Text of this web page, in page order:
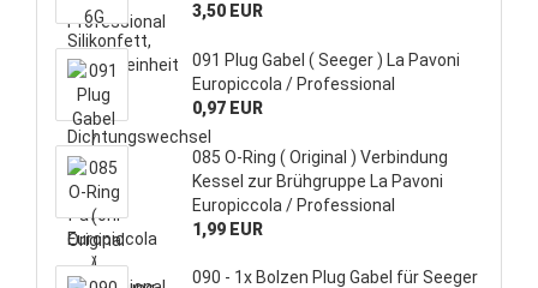
3,50 EUR
091 Plug Gabel ( Seeger ) La Pavoni
Europiccola / Professional
0,97 EUR
085 O-Ring ( Original ) Verbindung
Kessel zur Brühgruppe La Pavoni
Europiccola / Professional
1,99 EUR
090 - 1x Bolzen Plug Gabel für Seeger